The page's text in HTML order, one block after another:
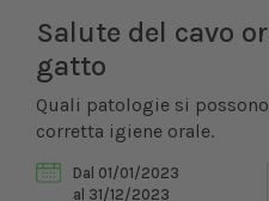
Salute del cavo
gatto
Quali patologie si
corretta igiene orale.
Dal 01/01/2023
al 31/12/2023